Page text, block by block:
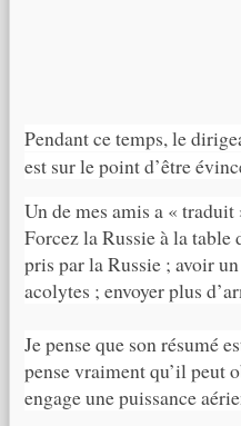
Pendant ce temps, le
est sur le point d’être
Un de mes amis a «
Forcez la Russie à la
pris par la Russie ; avoir
acolytes ; envoyer plus
Je pense que son résumé
pense vraiment qu’il peut
engage une puissance